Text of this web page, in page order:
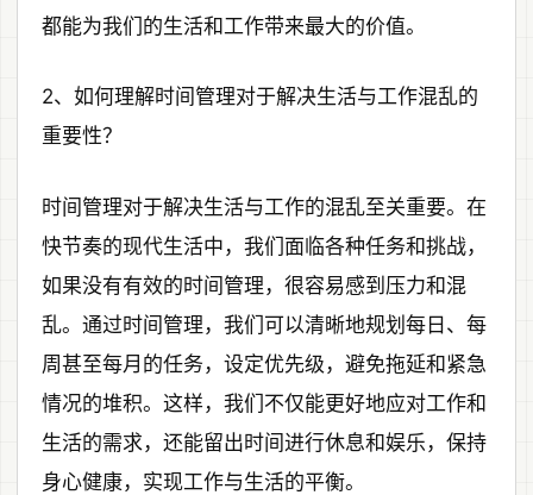
都能为我们的生活和工作带来最大的价值。
2、如何理解时间管理对于解决生活与工作混乱的
重要性？
时间管理对于解决生活与工作的混乱至关重要。在
快节奏的现代生活中，我们面临各种任务和挑战，
如果没有有效的时间管理，很容易感到压力和混
乱。通过时间管理，我们可以清晰地规划每日、每
周甚至每月的任务，设定优先级，避免拖延和紧急
情况的堆积。这样，我们不仅能更好地应对工作和
生活的需求，还能留出时间进行休息和娱乐，保持
身心健康，实现工作与生活的平衡。